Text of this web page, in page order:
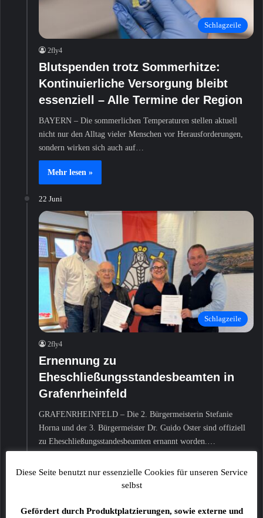
Schlagzeile
2fly4
Blutspenden trotz Sommerhitze:
Kontinuierliche Versorgung bleibt
essenziell – Alle Termine der Region
BAYERN – Die sommerlichen Temperaturen stellen aktuell
nicht nur den Alltag vieler Menschen vor Herausforderungen,
sondern wirken sich auch auf…
Mehr lesen »
22 Juni
Schlagzeile
2fly4
Ernennung zu
Eheschließungsstandesbeamten in
Grafenrheinfeld
GRAFENRHEINFELD – Die 2. Bürgermeisterin Stefanie
Horna und der 3. Bürgermeister Dr. Guido Oster sind offiziell
zu Eheschließungsstandesbeamten ernannt worden.…
Diese Seite benutzt nur essenzielle Cookies für unseren Service
selbst
Gefördert durch Produktplatzierungen, sowie externe und